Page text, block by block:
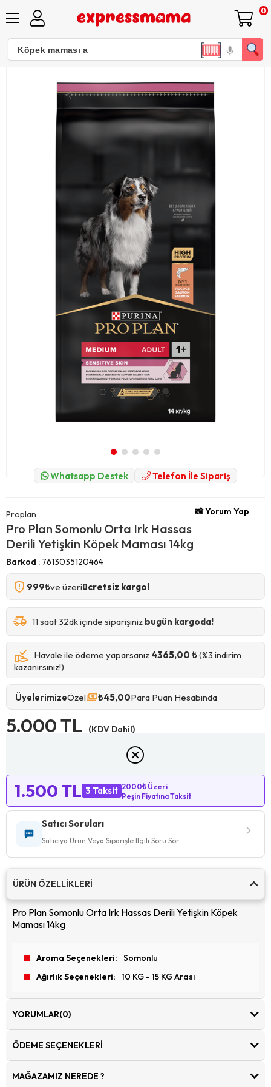
0
Whatsapp Destek Telefon İle Sipariş
Proplan
Pro Plan Somonlu Orta Irk Hassas
Derili Yetişkin Köpek Maması 14kg
📸 Yorum Yap
Barkod : 7613035120464
999₺ve üzeriücretsiz kargo!
11 saat 32dk içinde siparişiniz bugün kargoda!
Havale ile ödeme yaparsanız 4365,00 ₺(%3 indirim
kazanırsınız!)
ÜyelerimizeÖzel ₺45,00Para Puan Hesabında
5.000 TL (KDV Dahil)
Sepette Ek İndirimli
1.500 TL 3 Taksit 2000₺ Üzeri
Peşin Fiyatına Taksit
Ürün stoklarımızda kalmamıştır.
Satıcı Soruları
Satıcıya Ürün Veya Siparişle Ilgili Soru Sor
ÜRÜN ÖZELLIKLERI
Pro Plan Somonlu Orta Irk Hassas Derili Yetişkin Köpek
Maması 14kg
Aroma Seçenekleri
Somonlu
Ağırlık Seçenekleri
10 KG - 15 KG Arası
YORUMLAR(0)
ÖDEME SEÇENEKLERI
MAĞAZAMIZ NEREDE ?